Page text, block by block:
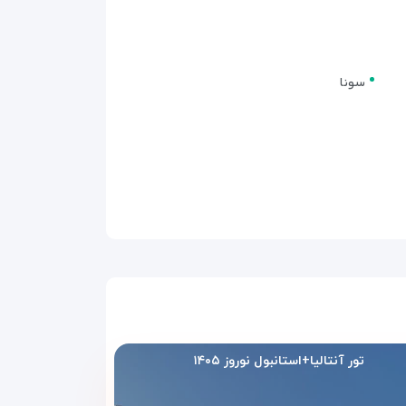
سونا
تور آنتالیا+استانبول نوروز ۱۴۰۵